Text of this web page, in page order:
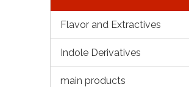
Flavor and Extractives
Indole Derivatives
main products